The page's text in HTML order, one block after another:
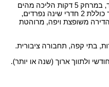
דירת גן 3 חדרים ברחוב רוטשילד, במרחק 5 דקות הליכה מהים
ומרכז העיר. שטח הדירה 60 מ"ר כוללת 2 חדרי שינה נפרדים,
משופצת ויפה, מרוהטת
בתי קפה, תחבורה ציבורית.
ולתווך ארוך (שנה או יותר).